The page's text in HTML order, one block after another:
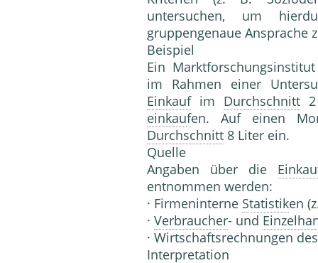
untersuchen, um
gruppengenaue Ansprache
Beispiel
Ein
im Rahmen einer
Einkaufim Durchschnitt
einkaufen. Auf einen
Durchschnitt 8 Liter ein.
Quelle
Angaben über die
entnommen werden:
· Firmeninterne Statistiken
· Verbraucher- und
· Wirtschaftsrechnungen
Interpretation